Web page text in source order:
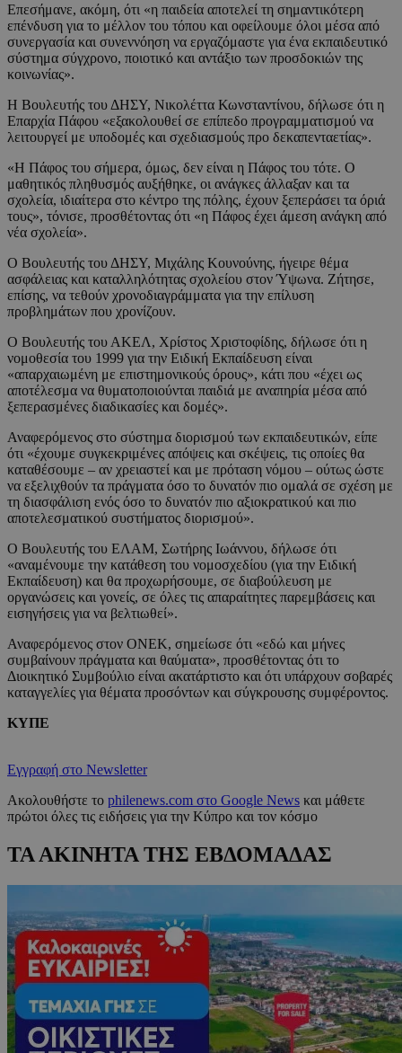
Επεσήμανε, ακόμη, ότι «η παιδεία αποτελεί τη σημαντικότερη
επένδυση για το μέλλον του τόπου και οφείλουμε όλοι μέσα από
συνεργασία και συνεννόηση να εργαζόμαστε για ένα εκπαιδευτικό
σύστημα σύγχρονο, ποιοτικό και αντάξιο των προσδοκιών της
κοινωνίας».
Η Βουλευτής του ΔΗΣΥ, Νικολέττα Κωνσταντίνου, δήλωσε ότι η
Επαρχία Πάφου «εξακολουθεί σε επίπεδο προγραμματισμού να
λειτουργεί με υποδομές και σχεδιασμούς προ δεκαπενταετίας».
«Η Πάφος του σήμερα, όμως, δεν είναι η Πάφος του τότε. Ο
μαθητικός πληθυσμός αυξήθηκε, οι ανάγκες άλλαξαν και τα
σχολεία, ιδιαίτερα στο κέντρο της πόλης, έχουν ξεπεράσει τα όριά
τους», τόνισε, προσθέτοντας ότι «η Πάφος έχει άμεση ανάγκη από
νέα σχολεία».
Ο Βουλευτής του ΔΗΣΥ, Μιχάλης Κουνούνης, ήγειρε θέμα
ασφάλειας και καταλληλότητας σχολείου στον Ύψωνα. Ζήτησε,
επίσης, να τεθούν χρονοδιαγράμματα για την επίλυση
προβλημάτων που χρονίζουν.
Ο Βουλευτής του ΑΚΕΛ, Χρίστος Χριστοφίδης, δήλωσε ότι η
νομοθεσία του 1999 για την Ειδική Εκπαίδευση είναι
«απαρχαιωμένη με επιστημονικούς όρους», κάτι που «έχει ως
αποτέλεσμα να θυματοποιούνται παιδιά με αναπηρία μέσα από
ξεπερασμένες διαδικασίες και δομές».
Αναφερόμενος στο σύστημα διορισμού των εκπαιδευτικών, είπε
ότι «έχουμε συγκεκριμένες απόψεις και σκέψεις, τις οποίες θα
καταθέσουμε – αν χρειαστεί και με πρόταση νόμου – ούτως ώστε
να εξελιχθούν τα πράγματα όσο το δυνατόν πιο ομαλά σε σχέση με
τη διασφάλιση ενός όσο το δυνατόν πιο αξιοκρατικού και πιο
αποτελεσματικού συστήματος διορισμού».
Ο Βουλευτής του ΕΛΑΜ, Σωτήρης Ιωάννου, δήλωσε ότι
«αναμένουμε την κατάθεση του νομοσχεδίου (για την Ειδική
Εκπαίδευση) και θα προχωρήσουμε, σε διαβούλευση με
οργανώσεις και γονείς, σε όλες τις απαραίτητες παρεμβάσεις και
εισηγήσεις για να βελτιωθεί».
Αναφερόμενος στον ΟΝΕΚ, σημείωσε ότι «εδώ και μήνες
συμβαίνουν πράγματα και θαύματα», προσθέτοντας ότι το
Διοικητικό Συμβούλιο είναι ακατάρτιστο και ότι υπάρχουν σοβαρές
καταγγελίες για θέματα προσόντων και σύγκρουσης συμφέροντος.
ΚΥΠΕ
Εγγραφή στο Newsletter
Ακολουθήστε το philenews.com στο Google News και μάθετε
πρώτοι όλες τις ειδήσεις για την Κύπρο και τον κόσμο
ΤΑ ΑΚΙΝΗΤΑ ΤΗΣ ΕΒΔΟΜΑΔΑΣ